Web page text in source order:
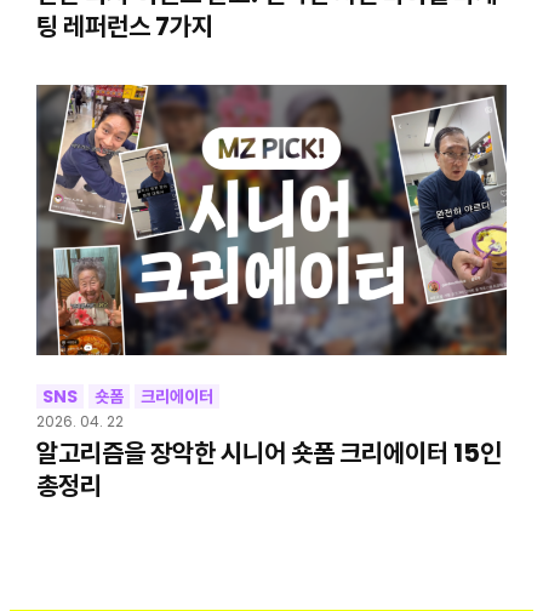
팅 레퍼런스 7가지
SNS 숏폼 크리에이터
2026. 04. 22
알고리즘을 장악한 시니어 숏폼 크리에이터 15인
총정리